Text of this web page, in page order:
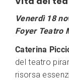
Venerdì 18
Foyer Teatro
Caterina
del teatro
risorsa